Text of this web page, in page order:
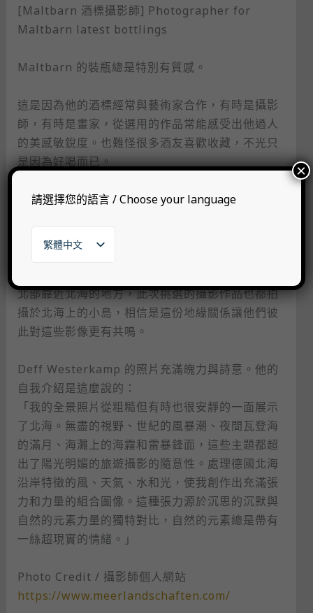
[Maltbarn 酒標攝影師] Photographer for
Maltbarn latest bottlings ​
Maltbarn 的裝瓶總是特別有質感。​
這是因為他的酒標經常與藝術家合作，有時是攝影
師，有時是畫家，從選用的作品常能感受出他過人
的美感敏銳度。也難怪很多酒友喜歡收藏，不光只
是因為好喝而已。​
這次 Maltbarn 的最新裝瓶系列，搭配的是德國攝
北部靠近北海的地方，此次挑選的攝影作品也都拍
攝於北海上的小島，相信是這份地緣關係讓他們彼
此對這些影像更有共鳴。​
Deff Westerkamp 的照片充滿魄力與詩意。他的
自我介紹是這麼說的：​
「我的全景照片從粗糙但有時也很安靜的一面展示
了北海。無盡的視野、世紀的風暴潮、夜間瓦登海
的滿月、海灘上的海霧和雷暴鋒面，這些主題都超
出了陽光明媚的旅遊攝影的隨意性。處理德國北海
沿岸特徵的風、天氣、水和光，使我創作出充滿張
力和力量的組合圖像。這種張力源於沉思的沉默與
自然的元素力量的獨特對比，自然的元素總是帶有
一絲超現實的情緒。」​
Photo Credit / 攝影師個人網站​
https://www.meerlandschaften.com/
請選擇您的語言 / Choose your language
繁體中文
English
한국어
×